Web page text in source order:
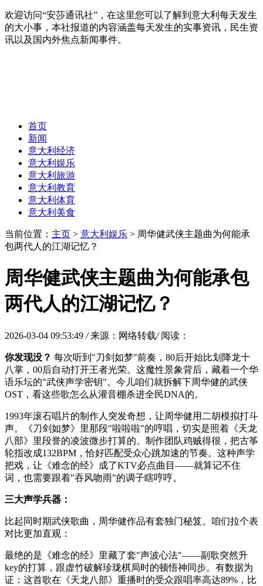
欢迎访问“安莎通讯社”，在这里您可以了解到意大利每天发生
的大小事，本社报道的内容涵盖每天发生的实事资讯，民生资
讯以及国内外焦点新闻事件。
首页
新闻
意大利经济
意大利娱乐
意大利旅游
意大利教育
意大利体育
意大利美食
当前位置： 主页 > 意大利娱乐 > 周华健武侠主题曲为何能承
包两代人的江湖记忆？
周华健武侠主题曲为何能承包
两代人的江湖记忆？
2026-03-04 09:53:49 / 来源：网络转载/ 阅读：
你发现没？ 每次听到"刀剑如梦"前奏，80后开始比划降龙十
八掌，00后自动打开王者光荣。这魔性景象背后，藏着一个华
语乐坛的"武侠声学密钥"。今儿咱们就拆解下周华健的武侠
OST，看这些歌怎么从灌音棚杀进全民DNA的。
1993年滚石唱片的制作人突发奇想，让周华健用二胡模拟打斗
声。《刀剑如梦》里那段"啦啦啦"的哼唱，切实是照着《天龙
八部》里段誉的凌波微步打算的。制作团队鸡贼得很，把古筝
轮指改成132BPM，恰好匹配受众心跳加速的节奏。这种声学
把戏，让《难念的经》成了KTV必点曲目——就算记不住
词，也需要跟着"吞风吻雨"的调子瞎哼哼。
三大声学兵器：
比起同时期武侠歌曲，周华健作品有套独门秘笈。咱们拉个表
对比更加直观：
最绝的是《难念的经》里藏了套"声波心法"——副歌突然升
key的打算，跟虚竹破解珍珑棋局时的顿悟神同步。有数据为
证：这首歌在《天龙八部》重播时的受众跟唱率高达89%，比